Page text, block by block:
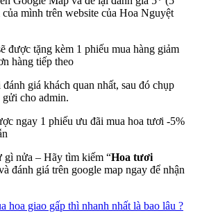
của mình trên website của Hoa Nguyệt
được tặng kèm 1 phiếu mua hàng giảm
hàng tiếp theo
giá khách quan nhất, sau đó chụp
gửi cho admin.
ngay 1 phiếu ưu đãi mua hoa tươi -5%
gì nửa – Hãy tìm kiếm “Hoa tươi
đánh giá trên google map ngay để nhận
hoa giao gấp thì nhanh nhất là bao lâu ?